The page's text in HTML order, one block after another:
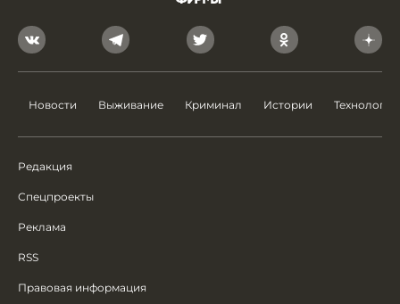
Новости Выживание Криминал Истории Технологии
Редакция
Спецпроекты
Реклама
RSS
Правовая информация